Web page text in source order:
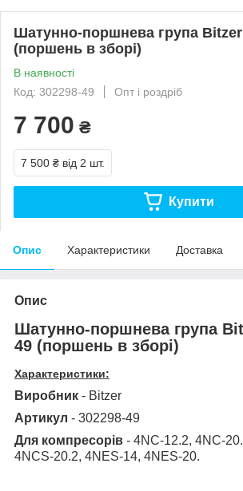
Шатунно-поршнева група Bitzer
(поршень в зборі)
В наявності
Код: 302298-49
Опт і роздріб
7 700 ₴
7 500 ₴ від 2 шт.
Купити
Опис Характеристики Доставка
Опис
Шатунно-поршнева група
49 (поршень в зборі)
Характеристики:
Виробник - Bitzer
Артикул - 302298-49
Для компресорів - 4NC-12.2, 4NC-
4NCS-20.2, 4NES-14, 4NES-20.